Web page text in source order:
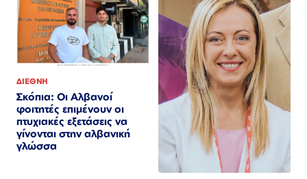
ΔΙΕΘΝΗ
Σκόπια: Οι Αλβανοί
φοιτητές επιμένουν οι
πτυχιακές εξετάσεις να
γίνονται στην αλβανική
γλώσσα